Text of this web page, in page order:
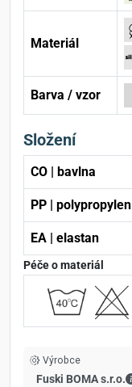
Materiál
Barva / vzor
Složení
CO | bavlna
PP | polypropylen
EA | elastan
Péče o materiál
Výrobce
Fuski BOMA s.r.o.